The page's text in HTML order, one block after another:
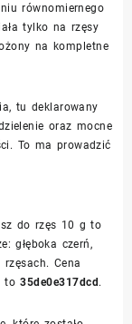
równomiernego
tylko na rzęsy
na kompletne
tu deklarowany
oraz mocne
To ma prowadzić
do rzęs 10 g to
głęboka czerń,
Cena
to35de0e317dcd.